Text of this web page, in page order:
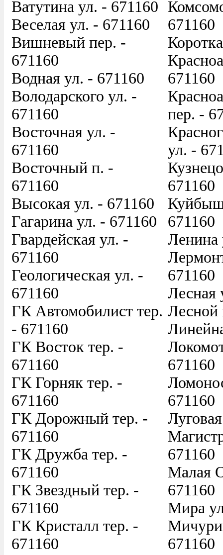
Ватутина ул. - 671160
Веселая ул. - 671160
Вишневый пер. -
671160
Водная ул. - 671160
Володарского ул. -
671160
Восточная ул. -
671160
Восточный п. -
671160
Высокая ул. - 671160
Гагарина ул. - 671160
Гвардейская ул. -
671160
Геологическая ул. -
671160
ГК Автомобилист тер.
- 671160
ГК Восток тер. -
671160
ГК Горняк тер. -
671160
ГК Дорожный тер. -
671160
ГК Дружба тер. -
671160
ГК Звездный тер. -
671160
ГК Кристалл тер. -
671160
671160
671160
пер. -
ул. -
671160
671160
Ленина
671160
Лесная
Лесной
671160
671160
671160
Малая
671160
Мира
671160